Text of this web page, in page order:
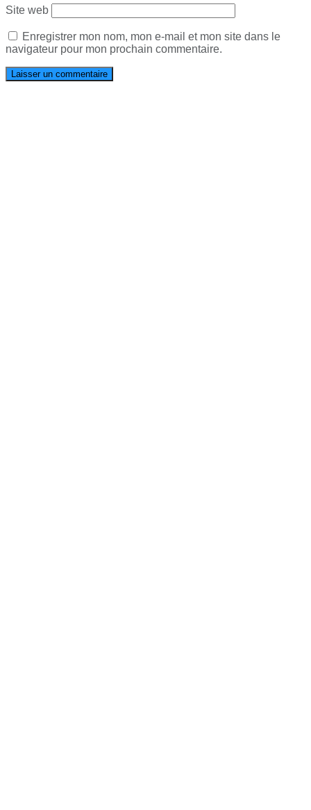
Site web
Enregistrer mon nom, mon e-mail et mon site dans le
navigateur pour mon prochain commentaire.